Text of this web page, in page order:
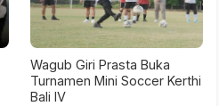
Wagub Giri Prasta Buka
Turnamen Mini Soccer Kerthi
Bali IV